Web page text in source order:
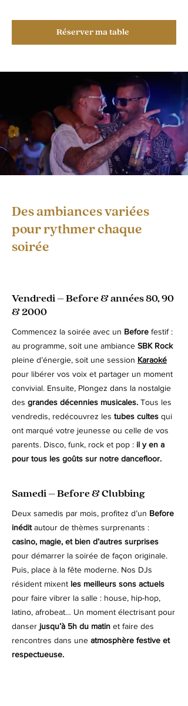
Réserver ma table
Des ambiances variées
pour rythmer chaque
soirée
Vendredi – Before & années 80, 90
& 2000
Commencez la soirée avec un Before festif :
au programme, soit une ambiance SBK Rock
pleine d’énergie, soit une session Karaoké
pour libérer vos voix et partager un moment
convivial. Ensuite, Plongez dans la nostalgie
des grandes décennies musicales. Tous les
vendredis, redécouvrez les tubes cultes qui
ont marqué votre jeunesse ou celle de vos
parents. Disco, funk, rock et pop : il y en a
pour tous les goûts sur notre dancefloor.
Samedi – Before & Clubbing
Deux samedis par mois, profitez d’un Before
inéditautour de thèmes surprenants :
casino, magie, et bien d’autres surprises
pour démarrer la soirée de façon originale.
Puis, place à la fête moderne. Nos DJs
résident mixent les meilleurs sons actuels
pour faire vibrer la salle : house, hip-hop,
latino, afrobeat… Un moment électrisant pour
danser jusqu’à 5h du matin et faire des
rencontres dans une atmosphère festive et
respectueuse.